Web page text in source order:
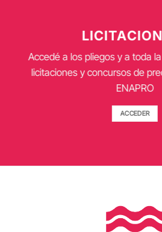
Accedé a los pliegos y a toda
licitaciones y concursos de
ENAPRO
ACCEDER